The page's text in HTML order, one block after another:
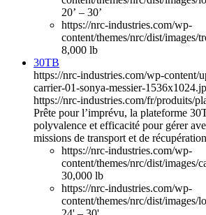
20’ – 30’
https://nrc-industries.com/wp-
content/themes/nrc/dist/images/
8,000 lb
30TB
https://nrc-industries.com/wp-content/
carrier-01-sonya-messier-
https://nrc-industries.com/fr/produits/
Prête pour l’imprévu, la plateforme
polyvalence et efficacité pour gérer
missions de transport et de
https://nrc-industries.com/wp-
content/themes/nrc/dist/images/
30,000 lb
https://nrc-industries.com/wp-
content/themes/nrc/dist/images/